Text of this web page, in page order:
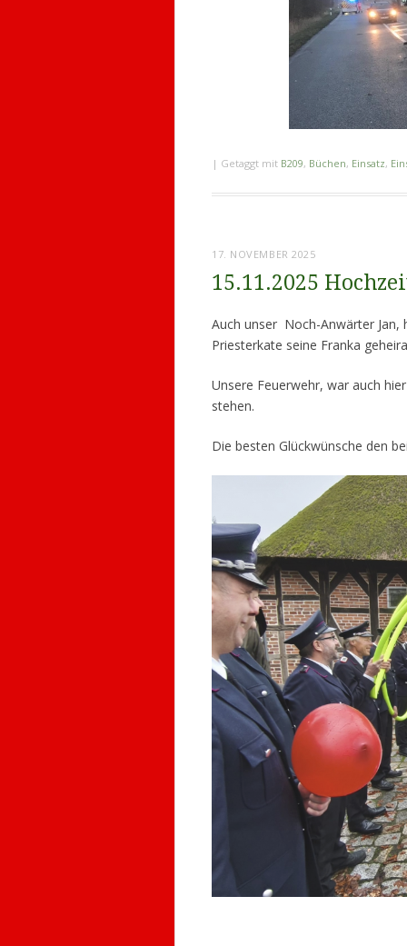
| Getaggt mit B209, Büchen, Einsatz,
17. NOVEMBER 2025
15.11.2025
Auch unser Noch-Anwärter
Priesterkate seine Franka
Unsere Feuerwehr, war auch
stehen.
Die besten Glückwünsche den